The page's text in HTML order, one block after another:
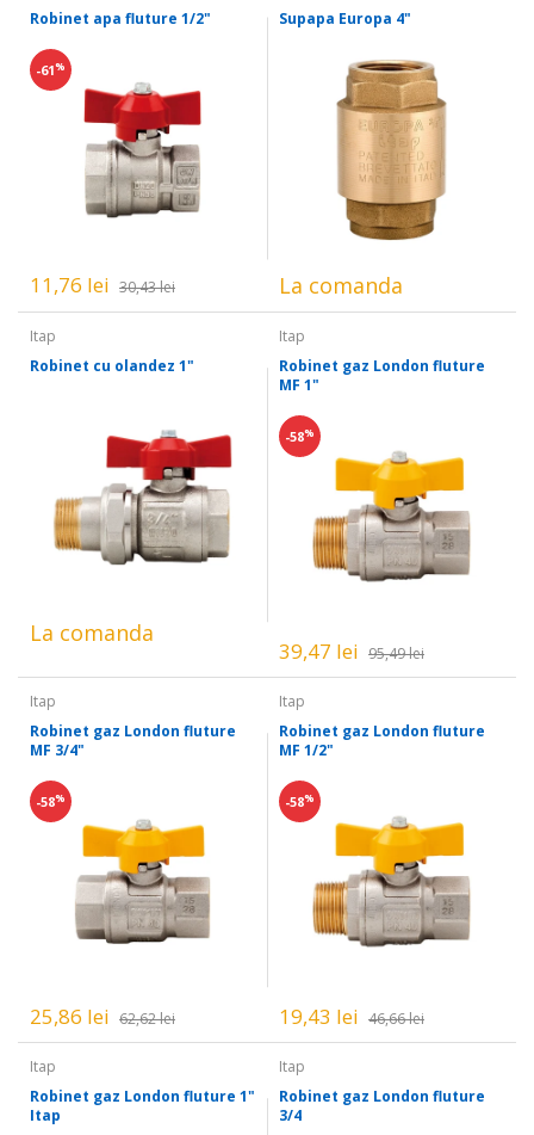
Robinet apa fluture 1/2"
-61%
11,76 lei 30,43 lei
Supapa Europa 4"
La comanda
Itap
Robinet cu olandez 1"
La comanda
Itap
Robinet gaz London fluture
MF 1"
-58%
39,47 lei 95,49 lei
Itap
Robinet gaz London fluture
MF 3/4"
-58%
25,86 lei 62,62 lei
Itap
Robinet gaz London fluture
MF 1/2"
-58%
19,43 lei 46,66 lei
Itap
Robinet gaz London fluture 1"
Itap
Itap
Robinet gaz London fluture
3/4